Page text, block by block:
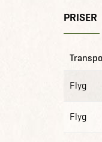
PRISER
Flyg
Flyg